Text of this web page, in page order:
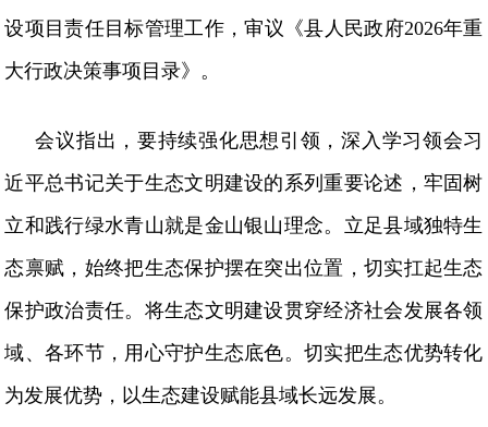
设项目责任目标管理工作，审议《县人民政府2026年重
大行政决策事项目录》。
会议指出，要持续强化思想引领，深入学习领会习
近平总书记关于生态文明建设的系列重要论述，牢固树
立和践行绿水青山就是金山银山理念。立足县域独特生
态禀赋，始终把生态保护摆在突出位置，切实扛起生态
保护政治责任。将生态文明建设贯穿经济社会发展各领
域、各环节，用心守护生态底色。切实把生态优势转化
为发展优势，以生态建设赋能县域长远发展。